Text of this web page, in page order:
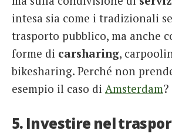
intesa sia come i tradizionali
trasporto pubblico, ma anche
forme di carsharing,
bikesharing. Perché non
esempio il caso di Amsterdam?
5. Investire nel